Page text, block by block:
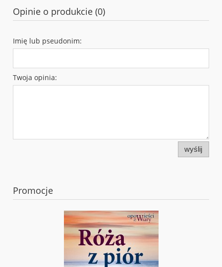
Opinie o produkcie (0)
Imię lub pseudonim:
Twoja opinia:
wyślij
Promocje